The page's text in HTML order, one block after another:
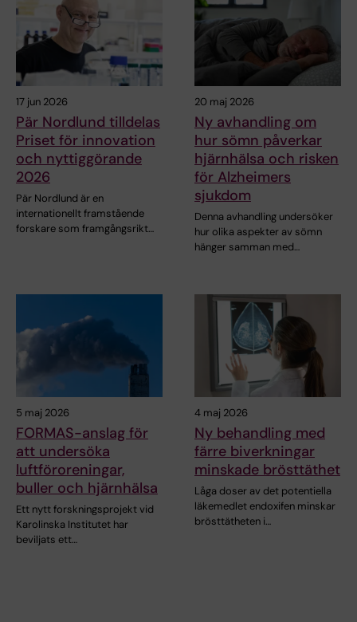
17 jun 2026
Pär Nordlund tilldelas
Priset för innovation
och nyttiggörande
2026
Pär Nordlund är en
internationellt framstående
forskare som framgångsrikt…
20 maj 2026
Ny avhandling om
hur sömn påverkar
hjärnhälsa och risken
för Alzheimers
sjukdom
Denna avhandling undersöker
hur olika aspekter av sömn
hänger samman med…
5 maj 2026
FORMAS-anslag för
att undersöka
luftföroreningar,
buller och hjärnhälsa
Ett nytt forskningsprojekt vid
Karolinska Institutet har
beviljats ett…
4 maj 2026
Ny behandling med
färre biverkningar
minskade brösttäthet
Låga doser av det potentiella
läkemedlet endoxifen minskar
brösttätheten i…